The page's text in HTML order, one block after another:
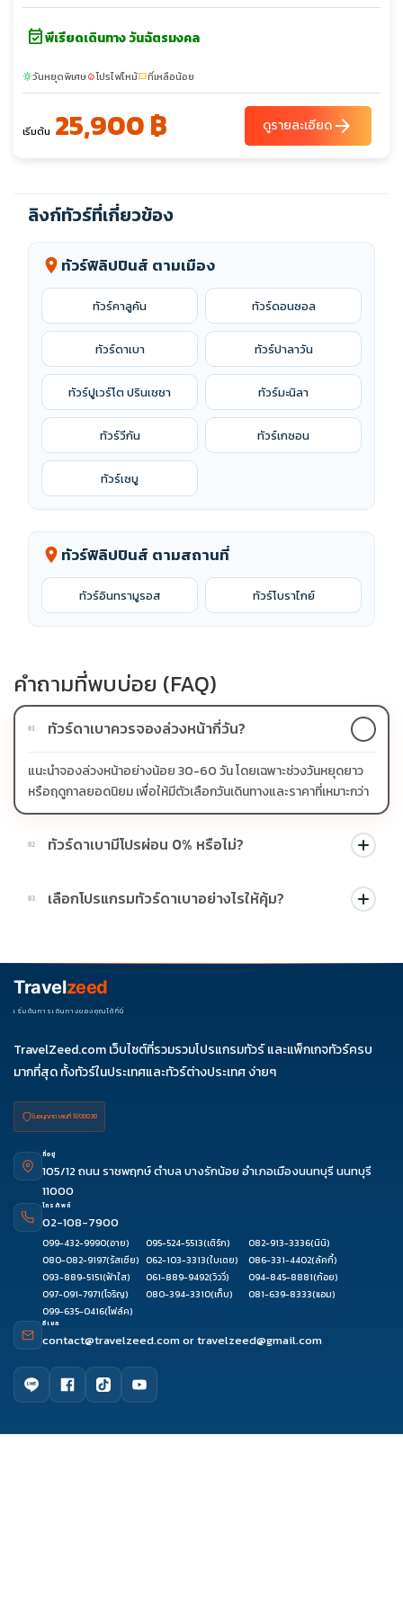
event_availableพีเรียดเดินทาง วันฉัตรมงคล
sunnyวันหยุดพิเศษlocal_fire_departmentโปรไฟไหม้confirmation_numberที่เหลือน้อย
เริ่มต้น 25,900 ฿ ดูรายละเอียดarrow_forward
ลิงก์ทัวร์ที่เกี่ยวข้อง
location_on ทัวร์ฟิลิปปินส์ ตามเมือง
ทัวร์คาลูคัน ทัวร์ดอนซอล
ทัวร์ดาเบา ทัวร์ปาลาวัน
ทัวร์ปูเวร์โต ปรินเชชา ทัวร์มะนิลา
ทัวร์วีกัน ทัวร์เกซอน
ทัวร์เซบู
location_on ทัวร์ฟิลิปปินส์ ตามสถานที่
ทัวร์อินทรามูรอส ทัวร์โบราไกย์
คำถามที่พบบ่อย (FAQ)
01 ทัวร์ดาเบาควรจองล่วงหน้ากี่วัน?
แนะนำจองล่วงหน้าอย่างน้อย 30-60 วัน โดยเฉพาะช่วงวันหยุดยาว
หรือฤดูกาลยอดนิยม เพื่อให้มีตัวเลือกวันเดินทางและราคาที่เหมาะกว่า
02 ทัวร์ดาเบามีโปรผ่อน 0% หรือไม่?
บางโปรแกรมมีโปรผ่อน 0% หรือโปรโมชั่นบัตรเครดิตตามเงื่อนไขที่
บริษัทกำหนด สามารถดูสัญลักษณ์โปรโมชั่นในรายการทัวร์แต่ละ
03 เลือกโปรแกรมทัวร์ดาเบาอย่างไรให้คุ้ม?
ช่วงราคา ไม่ควรเทียบจากราคาต่ำสุดเพียงอย่างเดียว
Travelzeed
เริ่มต้นการเดินทางของคุณได้ที่นี่
TravelZeed.com เว็บไซต์ที่รวมรวมโปรแกรมทัวร์ และแพ็กเกจทัวร์ครบ
มากที่สุด ทั้งทัวร์ในประเทศและทัวร์ต่างประเทศ ง่ายๆ
ใบอนุญาต เลขที่ 11/08038
ที่อยู่
105/12 ถนน ราชพฤกษ์ ตำบล บางรักน้อย อำเภอเมืองนนทบุรี นนทบุรี
11000
โทรศัพท์
02-108-7900
099-432-9990(อาย) 095-524-5513(เติร์ก) 082-913-3336(นินิ)
080-082-9197(รัสเซีย) 062-103-3313(ใบเตย) 086-331-4402(ลัคกี้)
093-889-5151(ฟ้าใส) 061-889-9492(วิววี่) 094-845-8881(ก้อย)
097-091-7971(โจริญ) 080-394-3310(เก็บ) 081-639-8333(แอม)
099-635-0416(โฟล์ค)
อีเมล
contact@travelzeed.comortravelzeed@gmail.com